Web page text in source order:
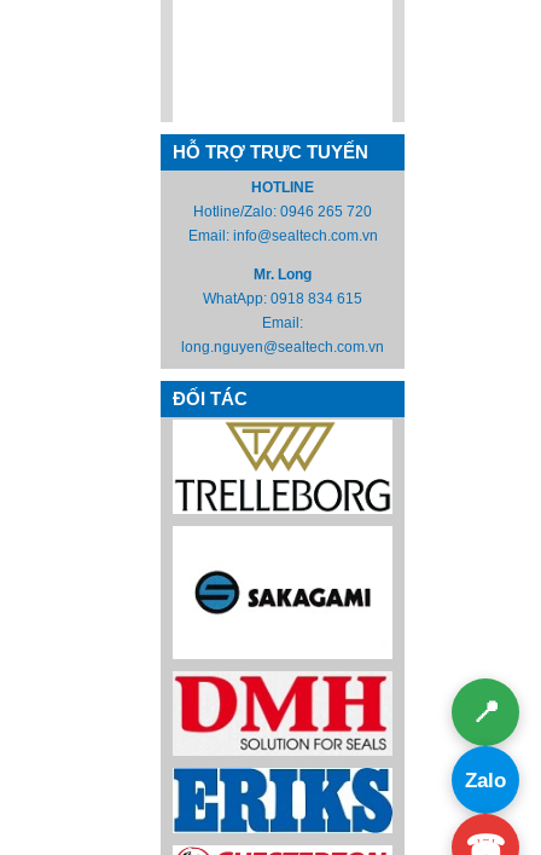
HỖ TRỢ TRỰC TUYẾN
HOTLINE
Hotline/Zalo: 0946 265 720
Email: info@sealtech.com.vn
Mr. Long
WhatApp: 0918 834 615
Email:
long.nguyen@sealtech.com.vn
ĐỐI TÁC
📍
Zalo
☎